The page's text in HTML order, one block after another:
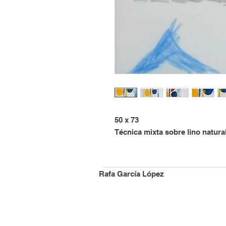
50 x 73
Técnica mixta sobre lino
Rafa García López